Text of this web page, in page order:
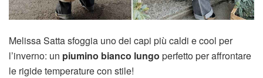
Melissa Satta sfoggia uno dei capi più caldi e cool per
l’inverno: un piumino bianco lungo perfetto per affrontare
le rigide temperature con stile!